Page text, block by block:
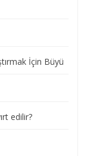
İçin Büyü
edilir?